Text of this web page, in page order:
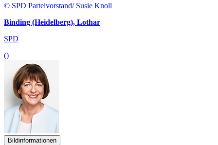
© SPD Parteivorstand/ Susie Knoll
Binding (Heidelberg), Lothar
SPD
()
Bildinformationen